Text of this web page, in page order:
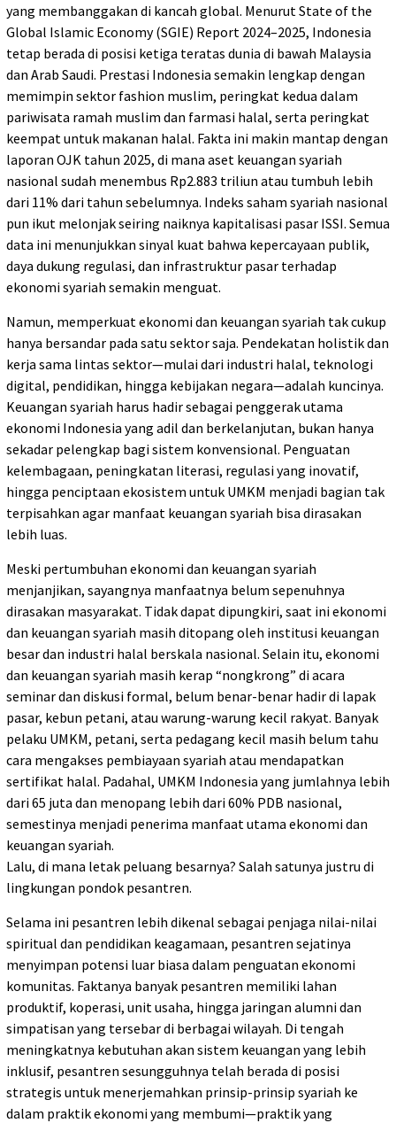
yang membanggakan di kancah global. Menurut State of the
Global Islamic Economy (SGIE) Report 2024–2025, Indonesia
tetap berada di posisi ketiga teratas dunia di bawah Malaysia
dan Arab Saudi. Prestasi Indonesia semakin lengkap dengan
memimpin sektor fashion muslim, peringkat kedua dalam
pariwisata ramah muslim dan farmasi halal, serta peringkat
keempat untuk makanan halal. Fakta ini makin mantap dengan
laporan OJK tahun 2025, di mana aset keuangan syariah
nasional sudah menembus Rp2.883 triliun atau tumbuh lebih
dari 11% dari tahun sebelumnya. Indeks saham syariah nasional
pun ikut melonjak seiring naiknya kapitalisasi pasar ISSI. Semua
data ini menunjukkan sinyal kuat bahwa kepercayaan publik,
daya dukung regulasi, dan infrastruktur pasar terhadap
ekonomi syariah semakin menguat.
Namun, memperkuat ekonomi dan keuangan syariah tak cukup
hanya bersandar pada satu sektor saja. Pendekatan holistik dan
kerja sama lintas sektor—mulai dari industri halal, teknologi
digital, pendidikan, hingga kebijakan negara—adalah kuncinya.
Keuangan syariah harus hadir sebagai penggerak utama
ekonomi Indonesia yang adil dan berkelanjutan, bukan hanya
sekadar pelengkap bagi sistem konvensional. Penguatan
kelembagaan, peningkatan literasi, regulasi yang inovatif,
hingga penciptaan ekosistem untuk UMKM menjadi bagian tak
terpisahkan agar manfaat keuangan syariah bisa dirasakan
lebih luas.
Meski pertumbuhan ekonomi dan keuangan syariah
menjanjikan, sayangnya manfaatnya belum sepenuhnya
dirasakan masyarakat. Tidak dapat dipungkiri, saat ini ekonomi
dan keuangan syariah masih ditopang oleh institusi keuangan
besar dan industri halal berskala nasional. Selain itu, ekonomi
dan keuangan syariah masih kerap “nongkrong” di acara
seminar dan diskusi formal, belum benar-benar hadir di lapak
pasar, kebun petani, atau warung-warung kecil rakyat. Banyak
pelaku UMKM, petani, serta pedagang kecil masih belum tahu
cara mengakses pembiayaan syariah atau mendapatkan
sertifikat halal. Padahal, UMKM Indonesia yang jumlahnya lebih
dari 65 juta dan menopang lebih dari 60% PDB nasional,
semestinya menjadi penerima manfaat utama ekonomi dan
keuangan syariah.
Lalu, di mana letak peluang besarnya? Salah satunya justru di
lingkungan pondok pesantren.
Selama ini pesantren lebih dikenal sebagai penjaga nilai-nilai
spiritual dan pendidikan keagamaan, pesantren sejatinya
menyimpan potensi luar biasa dalam penguatan ekonomi
komunitas. Faktanya banyak pesantren memiliki lahan
produktif, koperasi, unit usaha, hingga jaringan alumni dan
simpatisan yang tersebar di berbagai wilayah. Di tengah
meningkatnya kebutuhan akan sistem keuangan yang lebih
inklusif, pesantren sesungguhnya telah berada di posisi
strategis untuk menerjemahkan prinsip-prinsip syariah ke
dalam praktik ekonomi yang membumi—praktik yang